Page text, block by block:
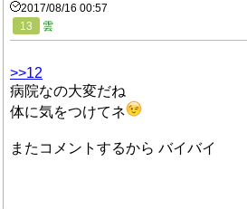
2017/08/16 00:57
13
雲
>>12
病院なの大変だね
体に気をつけてネ
またコメントするから バイバイ